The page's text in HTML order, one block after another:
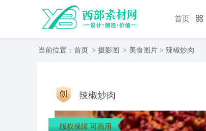
首页
当前位置： 首页 > 摄影图 > 美食图片 > 辣椒炒肉
辣椒炒肉
版权保障 可商用